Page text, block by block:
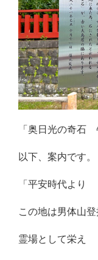
「奥日光の奇石
以下、案内です。
「平安時代より
この地は男体山
霊場として栄え